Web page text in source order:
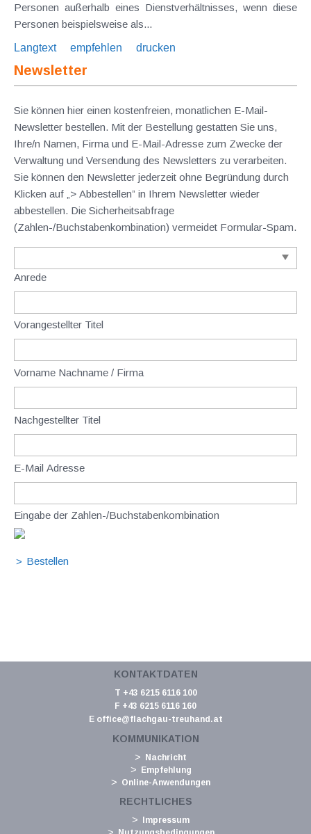
Personen außerhalb eines Dienstverhältnisses, wenn diese
Personen beispielsweise als...
Langtext
empfehlen drucken
Newsletter
Sie können hier einen kostenfreien, monatlichen E-Mail-
Newsletter bestellen. Mit der Bestellung gestatten Sie uns,
Ihre/n Namen, Firma und E-Mail-Adresse zum Zwecke der
Verwaltung und Versendung des Newsletters zu verarbeiten.
Sie können den Newsletter jederzeit ohne Begründung durch
Klicken auf „> Abbestellen” in Ihrem Newsletter wieder
abbestellen. Die Sicherheitsabfrage
(Zahlen-/Buchstabenkombination) vermeidet Formular-Spam.
Anrede
Vorangestellter Titel
Vorname Nachname / Firma
Nachgestellter Titel
E-Mail Adresse
Eingabe der Zahlen-/Buchstabenkombination
KONTAKTDATEN
T +43 6215 6116 100
F +43 6215 6116 160
E office@flachgau-treuhand.at
KOMMUNIKATION
Nachricht
Empfehlung
Online-Anwendungen
RECHTLICHES
Impressum